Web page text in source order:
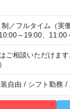
～19:00、
ご相談いただけま
自由 / シフト勤務 /